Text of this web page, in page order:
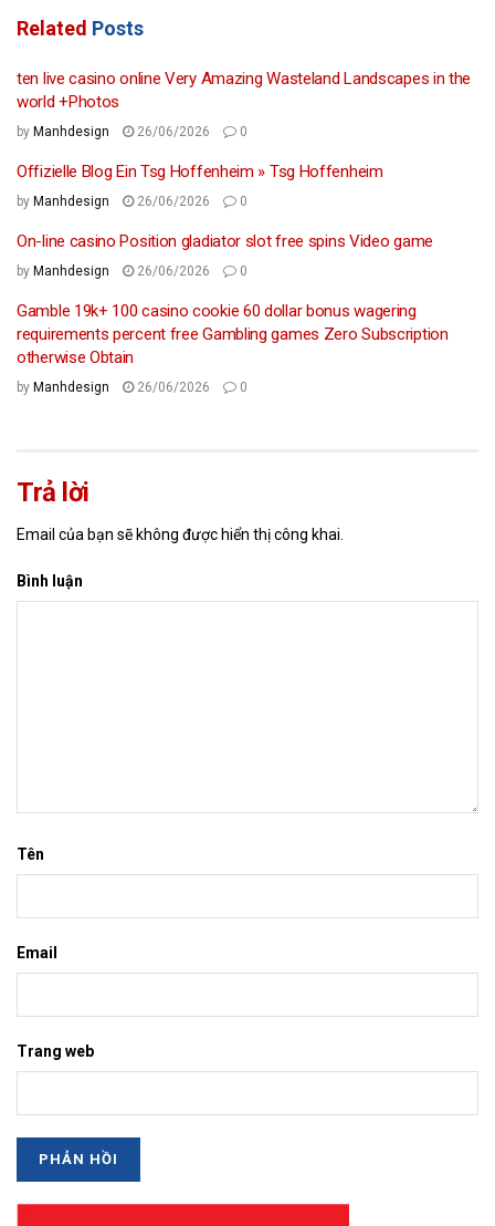
Related Posts
ten live casino online Very Amazing Wasteland Landscapes in the
world +Photos
by Manhdesign 26/06/2026 0
Offizielle Blog Ein Tsg Hoffenheim » Tsg Hoffenheim
by Manhdesign 26/06/2026 0
On-line casino Position gladiator slot free spins Video game
by Manhdesign 26/06/2026 0
Gamble 19k+ 100 casino cookie 60 dollar bonus wagering
requirements percent free Gambling games Zero Subscription
otherwise Obtain
by Manhdesign 26/06/2026 0
Trả lời
Email của bạn sẽ không được hiển thị công khai.
Bình luận
Tên
Email
Trang web